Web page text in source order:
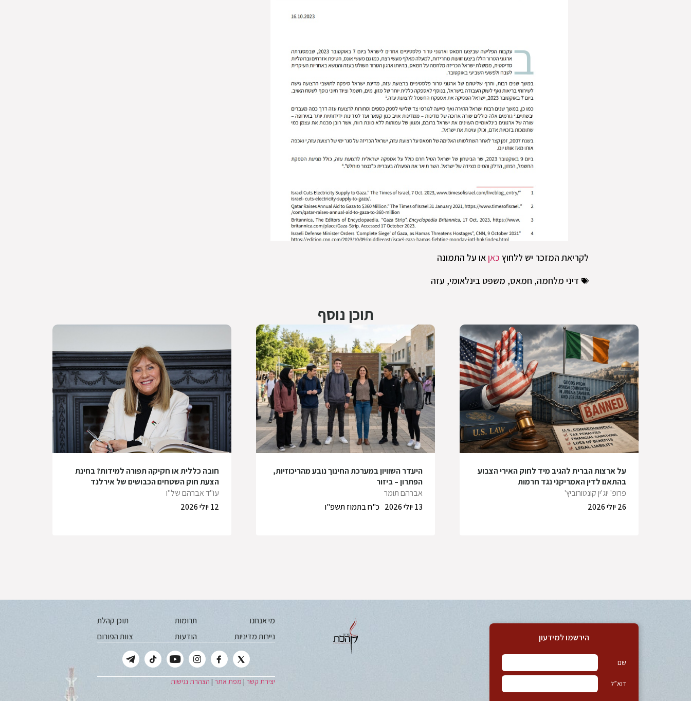
לקריאת המזכר יש ללחוץ כאןאו על התמונה
דיני מלחמה, חמאס, משפט בינלאומי, עזה
תוכן נוסף
על ארצות הברית להגיב מיד לחוק האירי הצבוע
בהתאם לדין האמריקני נגד חרמות
פרופ' יוג'ין קונטורוביץ'
26 יולי 2026
היעדר השוויון במערכת החינוך נובע מהריכוזיות,
הפתרון – ביזור
אברהם תומר
כ"ח בתמוז תשפ"ו
13 יולי 2026
חובה כללית או חקיקה תפורה למידות? בחינת
הצעת חוק השטחים הכבושים של אירלנד
עו"ד אברהם של"ו
12 יולי 2026
הירשמו למידעון
שם
דוא”ל
מי אנחנו תרומות
תוכן קהלת
ניירות מדיניות
הודעות צוות הפורום
יצירת קשר | מפת אתר | הצהרת נגישות